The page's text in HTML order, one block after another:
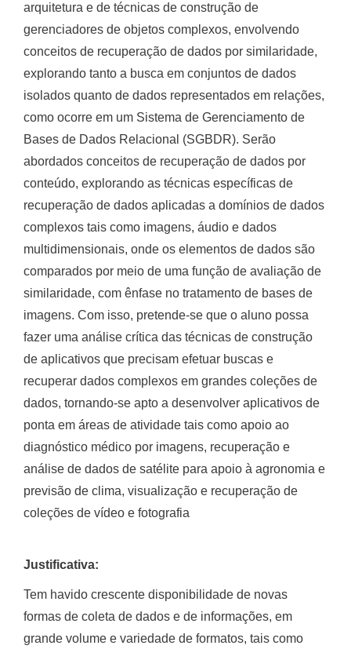
arquitetura e de técnicas de construção de
gerenciadores de objetos complexos, envolvendo
conceitos de recuperação de dados por similaridade,
explorando tanto a busca em conjuntos de dados
isolados quanto de dados representados em relações,
como ocorre em um Sistema de Gerenciamento de
Bases de Dados Relacional (SGBDR). Serão
abordados conceitos de recuperação de dados por
conteúdo, explorando as técnicas específicas de
recuperação de dados aplicadas a domínios de dados
complexos tais como imagens, áudio e dados
multidimensionais, onde os elementos de dados são
comparados por meio de uma função de avaliação de
similaridade, com ênfase no tratamento de bases de
imagens. Com isso, pretende-se que o aluno possa
fazer uma análise crítica das técnicas de construção
de aplicativos que precisam efetuar buscas e
recuperar dados complexos em grandes coleções de
dados, tornando-se apto a desenvolver aplicativos de
ponta em áreas de atividade tais como apoio ao
diagnóstico médico por imagens, recuperação e
análise de dados de satélite para apoio à agronomia e
previsão de clima, visualização e recuperação de
coleções de vídeo e fotografia
Justificativa:
Tem havido crescente disponibilidade de novas
formas de coleta de dados e de informações, em
grande volume e variedade de formatos, tais como